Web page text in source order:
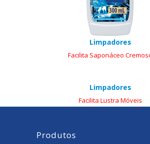
Limpadores
Facilita Saponáceo
Limpadores
Facilita Lustra Móveis
Produtos